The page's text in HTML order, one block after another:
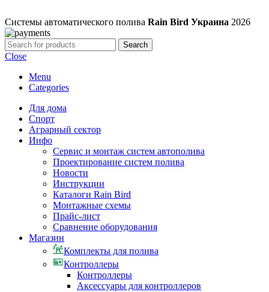
Системы автоматического полива Rain Bird Украина 2026
Search
Close
Menu
Categories
Для дома
Спорт
Аграрный сектор
Инфо
Сервис и монтаж систем автополива
Проектирование систем полива
Новости
Инструкции
Каталоги Rain Bird
Монтажные схемы
Прайс-лист
Сравнение оборудования
Магазин
Комплекты для полива
Контроллеры
Контроллеры
Аксессуары для контроллеров